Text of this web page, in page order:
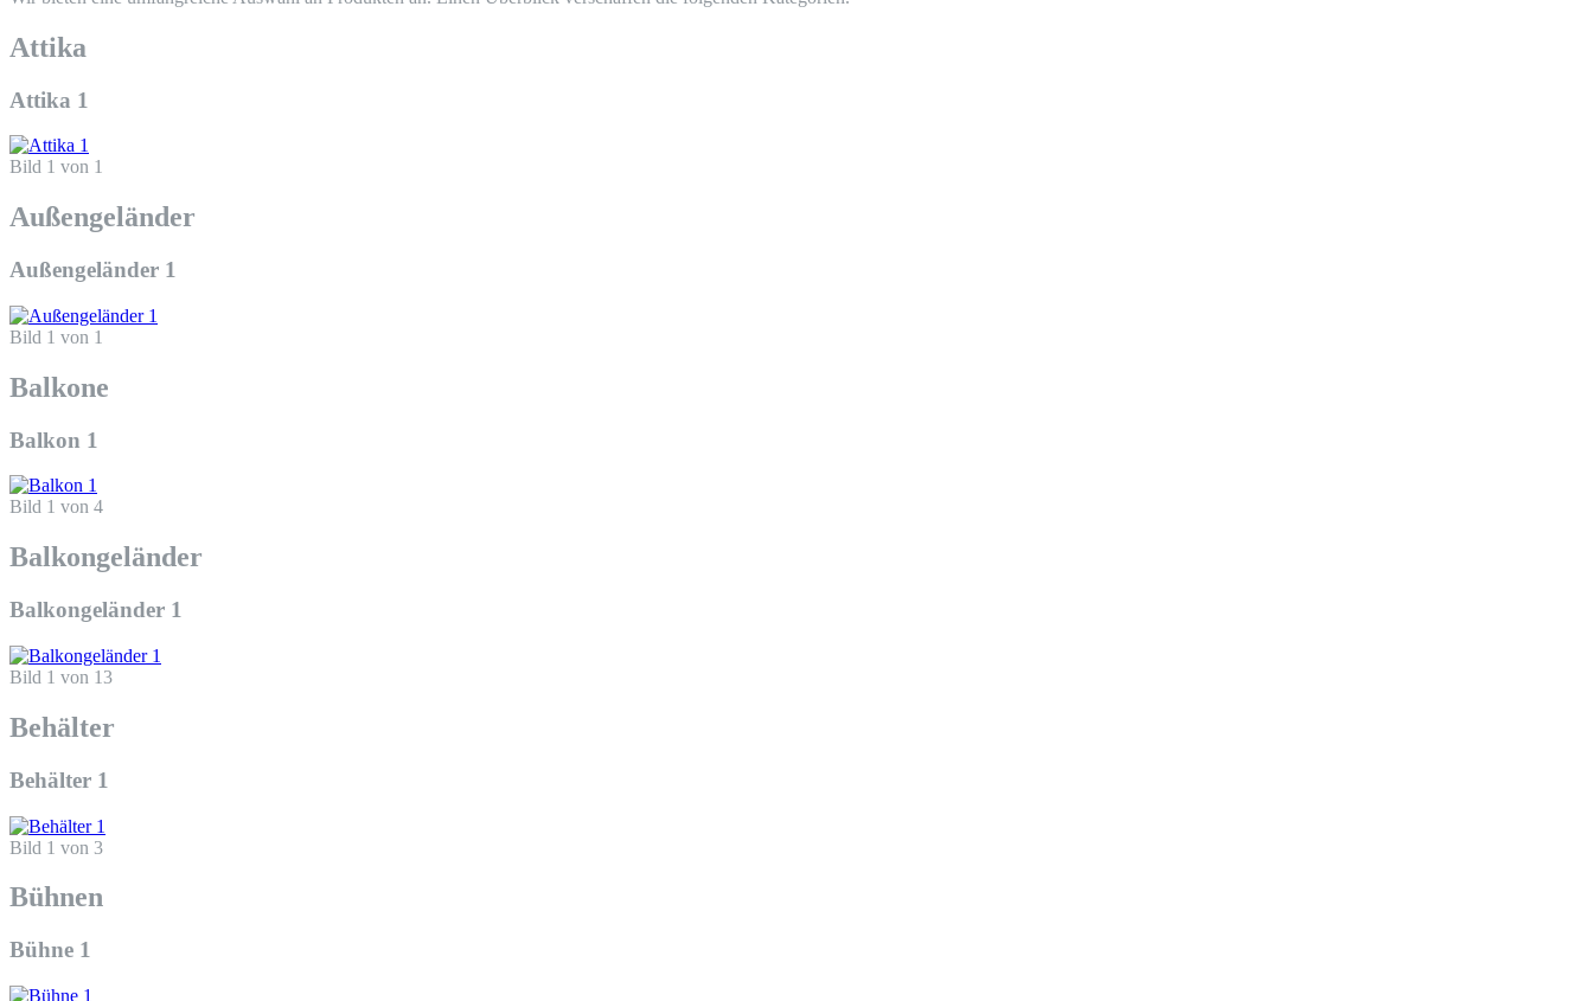
Attika
Attika 1
Bild 1 von 1
Außengeländer
Außengeländer 1
Bild 1 von 1
Balkone
Balkon 1
Bild 1 von 4
Balkongeländer
Balkongeländer 1
Bild 1 von 13
Behälter
Behälter 1
Bild 1 von 3
Bühnen
Bühne 1